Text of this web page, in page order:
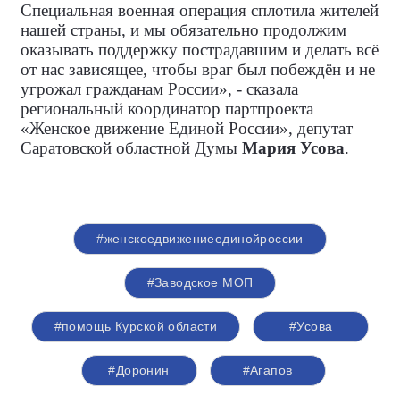
Специальная военная операция сплотила жителей
нашей страны, и мы обязательно продолжим
оказывать поддержку пострадавшим и делать всё
от нас зависящее, чтобы враг был побеждён и не
угрожал гражданам России», - сказала
региональный координатор партпроекта
«Женское движение Единой России», депутат
Саратовской областной Думы Мария Усова.
#женскоедвижениеединойроссии
#Заводское МОП
#помощь Курской области #Усова
#Доронин #Агапов